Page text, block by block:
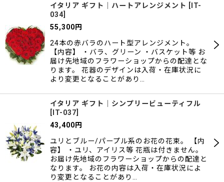
イタリア ギフト｜ハートアレンジメント
IT-
034
55,300円
24本の赤バラのハート型アレンジメント。
【内容】 ・バラ、グリーン ・バスケット等 お
届け先地域のフラワーショップからの配達とな
ります。 花器のデザインは入荷・在庫状況に
より変更となることがあり…
イタリア ギフト｜シンプリービューティフル
IT-037
43,400円
ユリとブルー/パープル系のお花の花束。 【内
容】 ・ユリ、アイリス等 花瓶は付きません。
お届け先地域のフラワーショップからの配達と
なります。 お花の内容は入荷・在庫状況によ
り変更となることがあり…